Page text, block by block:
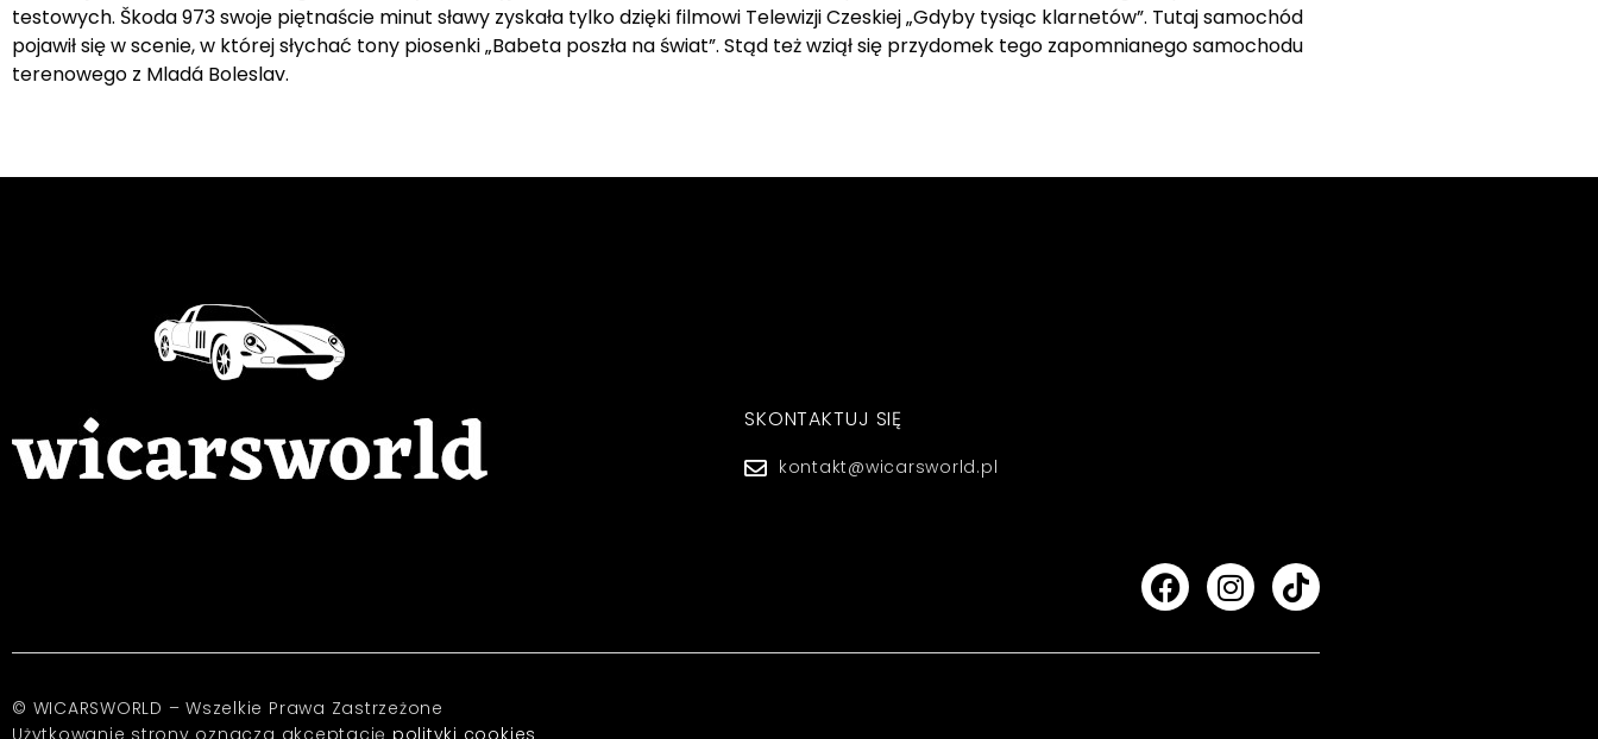
testowych. Škoda 973 swoje piętnaście minut sławy zyskała tylko dzięki filmowi Telewizji Czeskiej „Gdyby tysiąc klarnetów”. Tutaj samochód
pojawił się w scenie, w której słychać tony piosenki „Babeta poszła na świat”. Stąd też wziął się przydomek tego zapomnianego samochodu
terenowego z Mladá Boleslav.
SKONTAKTUJ SIĘ
kontakt@wicarsworld.pl
© WICARSWORLD – Wszelkie Prawa Zastrzeżone
Użytkowanie strony oznacza akceptację polityki cookies